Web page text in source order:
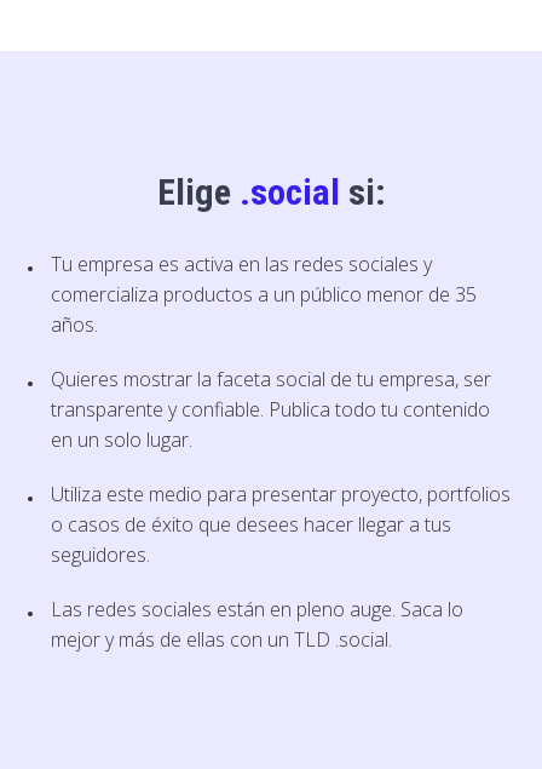
Elige .social si:
Tu empresa es activa en las redes sociales y
comercializa productos a un público menor de 35
años.
Quieres mostrar la faceta social de tu empresa, ser
transparente y confiable. Publica todo tu contenido
en un solo lugar.
Utiliza este medio para presentar proyecto, portfolios
o casos de éxito que desees hacer llegar a tus
seguidores.
Las redes sociales están en pleno auge. Saca lo
mejor y más de ellas con un TLD .social.